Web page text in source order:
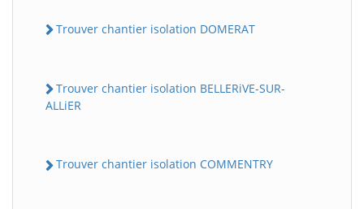
Trouver chantier isolation DOMERAT
Trouver chantier isolation BELLERiVE-SUR-
ALLiER
Trouver chantier isolation COMMENTRY